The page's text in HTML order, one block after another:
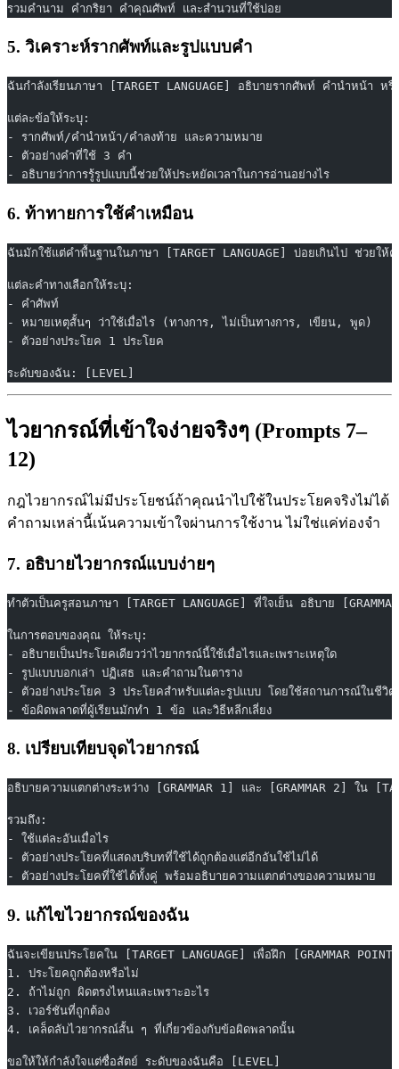
รวมคำนาม คำกริยา คำคุณศัพท์ และสำนวนที่ใช้บ่อย
5. วิเคราะห์รากศัพท์และรูปแบบคำ
ฉันกำลังเรียนภาษา [TARGET LANGUAGE] อธิบายรากศัพท์ คำนำหน้า
แต่ละข้อให้ระบุ:
- รากศัพท์/คำนำหน้า/คำลงท้าย และความหมาย
- ตัวอย่างคำที่ใช้ 3 คำ
- อธิบายว่าการรู้รูปแบบนี้ช่วยให้ประหยัดเวลาในการอ่านอย่างไร
6. ท้าทายการใช้คำเหมือน
ฉันมักใช้แต่คำพื้นฐานในภาษา [TARGET LANGUAGE] บ่อยเกินไป ช่ว
แต่ละคำทางเลือกให้ระบุ:
- คำศัพท์
- หมายเหตุสั้นๆ ว่าใช้เมื่อไร (ทางการ, ไม่เป็นทางการ, เขียน, พูด)
- ตัวอย่างประโยค 1 ประโยค
ระดับของฉัน: [LEVEL]
ไวยากรณ์ที่เข้าใจง่ายจริงๆ (Prompts 7–
12)
กฎไวยากรณ์ไม่มีประโยชน์ถ้าคุณนำไปใช้ในประโยคจริงไม่ได้
คำถามเหล่านี้เน้นความเข้าใจผ่านการใช้งาน ไม่ใช่แค่ท่องจำ
7. อธิบายไวยากรณ์แบบง่ายๆ
ทำตัวเป็นครูสอนภาษา [TARGET LANGUAGE] ที่ใจเย็น อธิบาย
ในการตอบของคุณ ให้ระบุ:
- อธิบายเป็นประโยคเดียวว่าไวยากรณ์นี้ใช้เมื่อไรและเพราะเหตุใด
- รูปแบบบอกเล่า ปฏิเสธ และคำถามในตาราง
- ตัวอย่างประโยค 3 ประโยคสำหรับแต่ละรูปแบบ โดยใช้สถานการณ์ในชีวิต
- ข้อผิดพลาดที่ผู้เรียนมักทำ 1 ข้อ และวิธีหลีกเลี่ยง
8. เปรียบเทียบจุดไวยากรณ์
อธิบายความแตกต่างระหว่าง [GRAMMAR 1] และ [GRAMMAR 2] ใน
รวมถึง:
- ใช้แต่ละอันเมื่อไร
- ตัวอย่างประโยคที่แสดงบริบทที่ใช้ได้ถูกต้องแต่อีกอันใช้ไม่ได้
- ตัวอย่างประโยคที่ใช้ได้ทั้งคู่ พร้อมอธิบายความแตกต่างของความหมาย
9. แก้ไขไวยากรณ์ของฉัน
ฉันจะเขียนประโยคใน [TARGET LANGUAGE] เพื่อฝึก [GRAMMAR
1. ประโยคถูกต้องหรือไม่
2. ถ้าไม่ถูก ผิดตรงไหนและเพราะอะไร
3. เวอร์ชันที่ถูกต้อง
4. เคล็ดลับไวยากรณ์สั้น ๆ ที่เกี่ยวข้องกับข้อผิดพลาดนั้น
ขอให้ให้กำลังใจแต่ซื่อสัตย์ ระดับของฉันคือ [LEVEL]